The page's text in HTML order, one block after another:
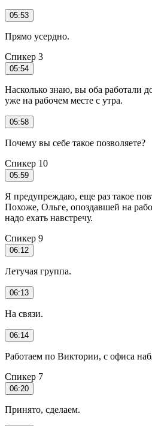
05:53
Прямо усердно.
Спикер 3
05:54
Насколько знаю, вы оба работали
уже на рабочем месте с утра.
05:58
Почему вы себе такое позволяете?
Спикер 10
05:59
Я предупреждаю, еще раз такое
Похоже, Ольге, опоздавшей на
надо ехать навстречу.
Спикер 9
06:12
Летучая группа.
06:13
На связи.
06:14
Работаем по Виктории, с офиса
Спикер 7
06:20
Принято, сделаем.